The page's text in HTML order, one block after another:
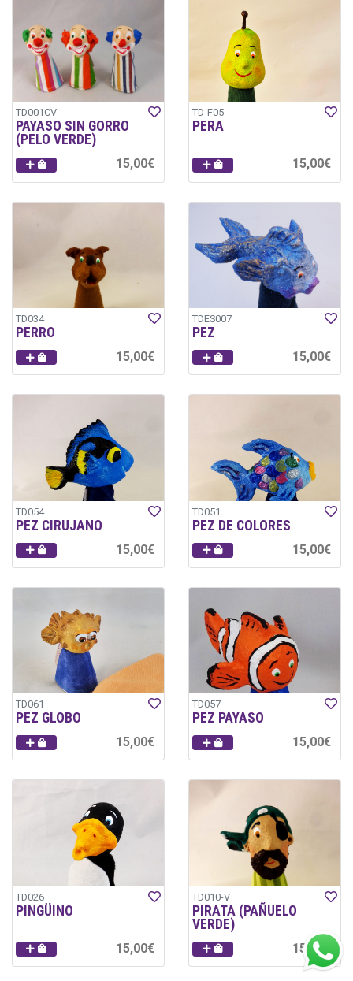
TD001CV
PAYASO SIN GORRO
(PELO VERDE)
15,00€
TD-F05
PERA
15,00€
TD034
PERRO
15,00€
TDES007
PEZ
15,00€
TD054
PEZ CIRUJANO
15,00€
TD051
PEZ DE COLORES
15,00€
TD061
PEZ GLOBO
15,00€
TD057
PEZ PAYASO
15,00€
TD026
PINGÜINO
15,00€
TD010-V
PIRATA (PAÑUELO
VERDE)
15,00€